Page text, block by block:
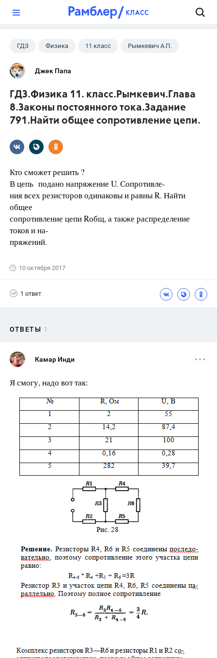
ГДЗ Физика 11 класс Рымкевич А.П.
Джек Папа
ГДЗ.Физика 11. класс.Рымкевич.Глава
8.Законы постоянного тока.Задание
791.Найти общее сопротивление цепи.
Кто сможет решить ?
В цепь подано напряжение U. Сопротивле-
ния всех резисторов одинаковы и равны R. Найти
общее
сопротивление цепи Rобщ, а также распределение
токов и на-
пряжений.
10 октября 2017
1 ответ
ОТВЕТЫ 1
Камар Инди
Я смогу, надо вот так: